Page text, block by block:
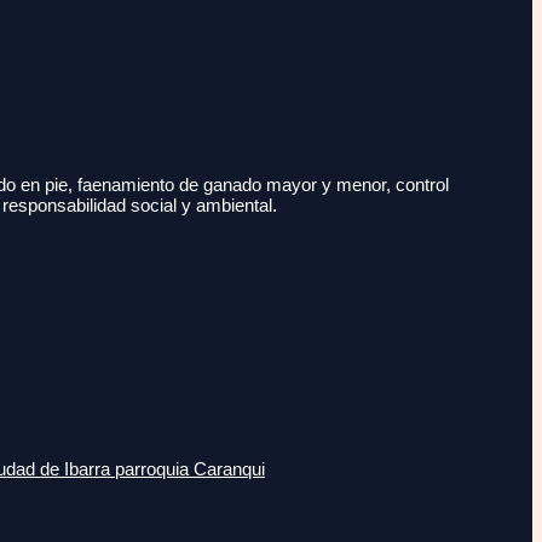
en pie, faenamiento de ganado mayor y menor, control
social y ambiental.
de Ibarra parroquia Caranqui